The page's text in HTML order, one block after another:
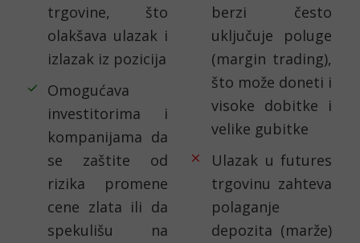
trgovine, što
olakšava ulazak i
izlazak iz pozicija
Omogućava
investitorima i
kompanijama da
se zaštite od
rizika promene
cene zlata ili da
spekulišu na
berzi često
uključuje poluge
(margin trading),
što može doneti i
visoke dobitke i
velike gubitke
Ulazak u futures
trgovinu zahteva
polaganje
depozita (marže)